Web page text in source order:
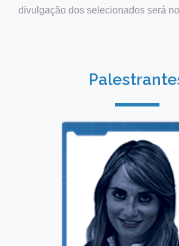
divulgação dos selecionados será